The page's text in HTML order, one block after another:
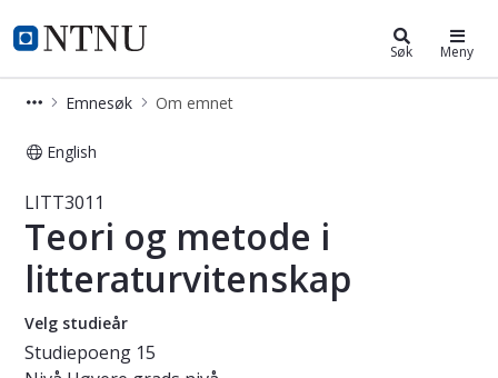
NTNU Hjemmeside
Studier Søk Meny
Emnesøk Om emnet
English
Emne - Teori og metode i
LITT3011
Teori og metode i
litteraturvitenskap
Velg studieår
Studiepoeng 15